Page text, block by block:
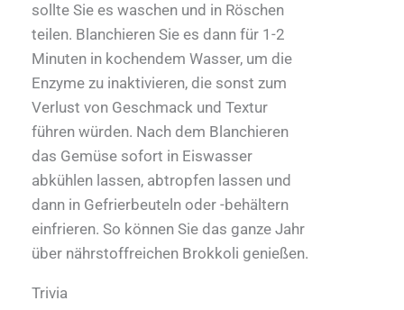
sollte Sie es waschen und in Röschen
teilen. Blanchieren Sie es dann für 1-2
Minuten in kochendem Wasser, um die
Enzyme zu inaktivieren, die sonst zum
Verlust von Geschmack und Textur
führen würden. Nach dem Blanchieren
das Gemüse sofort in Eiswasser
abkühlen lassen, abtropfen lassen und
dann in Gefrierbeuteln oder -behältern
einfrieren. So können Sie das ganze Jahr
über nährstoffreichen Brokkoli genießen.
Trivia